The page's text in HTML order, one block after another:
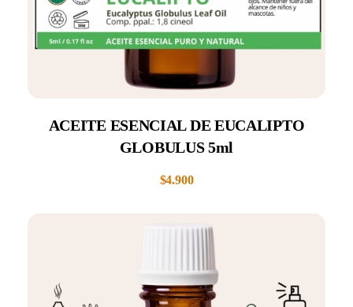
ACEITE ESENCIAL DE EUCALIPTO
GLOBULUS 5ml
$4.900